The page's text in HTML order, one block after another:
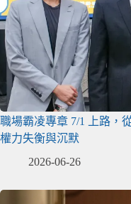
職場霸凌專章 7/1 上路，
權力失衡與沉默
2026-06-26